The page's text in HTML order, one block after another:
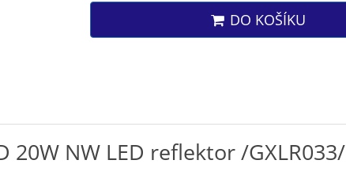
DO KOŠÍKU
20W NW LED reflektor /GXLR033/